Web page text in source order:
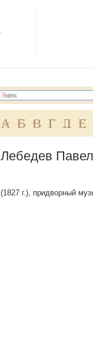
А Б В Г Д Е
Лебедев
(1827 г.), придворный